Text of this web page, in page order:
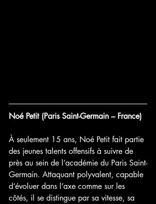
Noé Petit (Paris Saint-Germain – France)
À seulement 15 ans, Noé Petit fait partie
des jeunes talents offensifs à suivre de
près au sein de l’académie du Paris Saint-
Germain. Attaquant polyvalent, capable
d’évoluer dans l’axe comme sur les
côtés, il se distingue par sa vitesse, sa